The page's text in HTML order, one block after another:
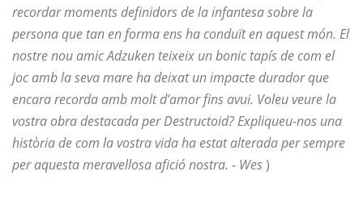
recordar moments definidors de la infantesa sobre la
persona que tan en forma ens ha conduït en aquest món. El
nostre nou amic Adzuken teixeix un bonic tapís de com el
joc amb la seva mare ha deixat un impacte durador que
encara recorda amb molt d’amor fins avui. Voleu veure la
vostra obra destacada per Destructoid? Expliqueu-nos una
història de com la vostra vida ha estat alterada per sempre
per aquesta meravellosa afició nostra. - Wes)